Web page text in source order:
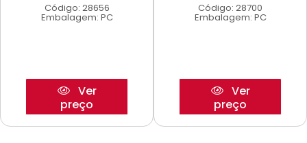
Código: 28656
Embalagem: PC
Ver
preço
Código: 28700
Embalagem: PC
Ver
preço